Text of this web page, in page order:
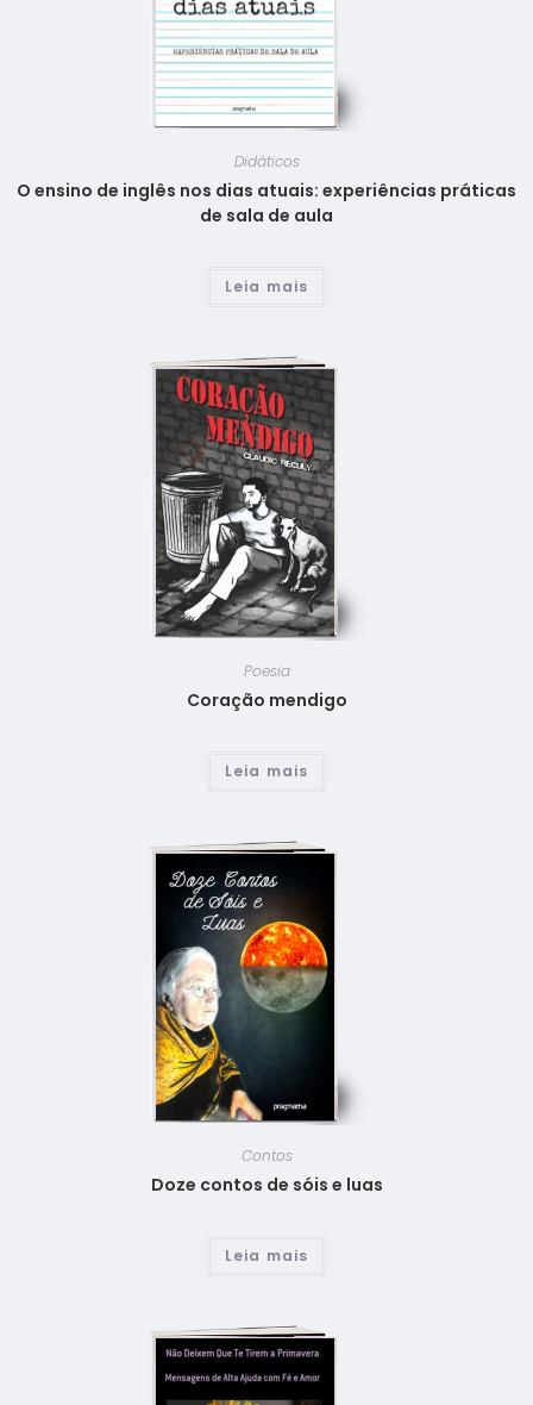
Didáticos
O ensino de inglês nos dias atuais: experiências práticas
de sala de aula
Leia mais
Poesia
Coração mendigo
Leia mais
Contos
Doze contos de sóis e luas
Leia mais